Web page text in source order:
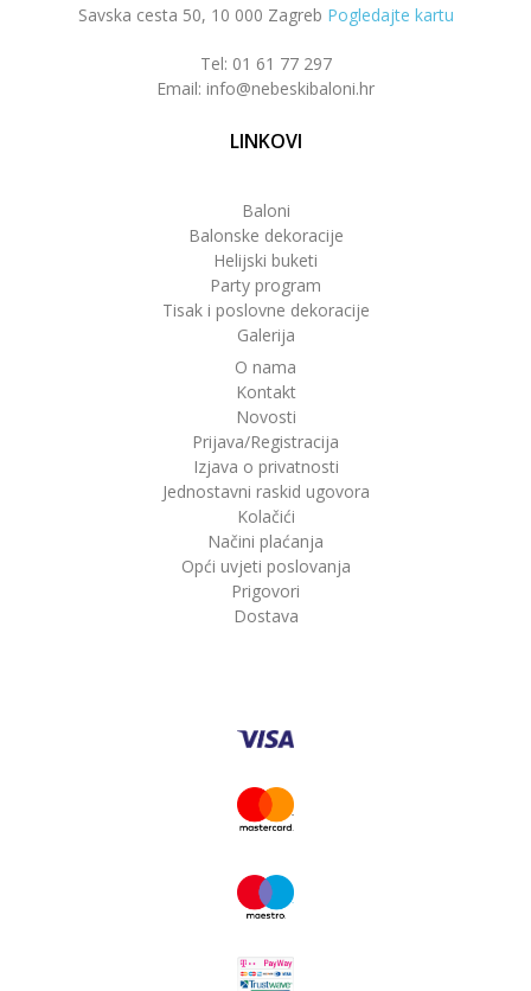
Savska cesta 50, 10 000 Zagreb Pogledajte kartu
Tel: 01 61 77 297
Email: info@nebeskibaloni.hr
LINKOVI
Baloni
Balonske dekoracije
Helijski buketi
Party program
Tisak i poslovne dekoracije
Galerija
O nama
Kontakt
Novosti
Prijava/Registracija
Izjava o privatnosti
Jednostavni raskid ugovora
Kolačići
Načini plaćanja
Opći uvjeti poslovanja
Prigovori
Dostava